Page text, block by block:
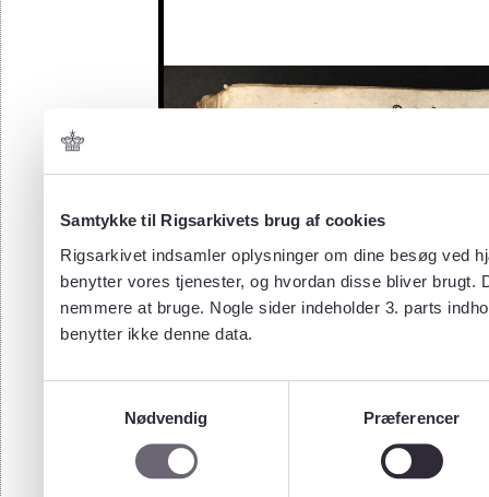
Samtykke til Rigsarkivets brug af cookies
Rigsarkivet indsamler oplysninger om dine besøg ved
benytter vores tjenester, og hvordan disse bliver
nemmere at bruge. Nogle sider indeholder 3. parts
benytter ikke denne data.
Nødvendig
Præferencer